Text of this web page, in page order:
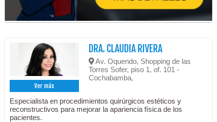
Ver más
DRA. CLAUDIA RIVERA
Av. Oquendo, Shopping de las
Torres Sofer, piso 1, of. 101 -
Cochabamba,
Especialista en procedimientos quirúrgicos estéticos y
reconstructivos para mejorar la apariencia física de los
pacientes.